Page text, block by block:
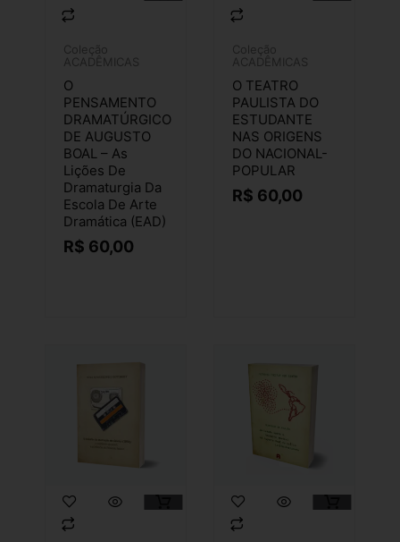
Coleção
ACADÊMICAS
O
PENSAMENTO
DRAMATÚRGICO
DE AUGUSTO
BOAL – As
Lições De
Dramaturgia Da
Escola De Arte
Dramática (EAD)
R$ 60,00
Coleção
ACADÊMICAS
O TEATRO
PAULISTA DO
ESTUDANTE
NAS ORIGENS
DO NACIONAL-
POPULAR
R$ 60,00